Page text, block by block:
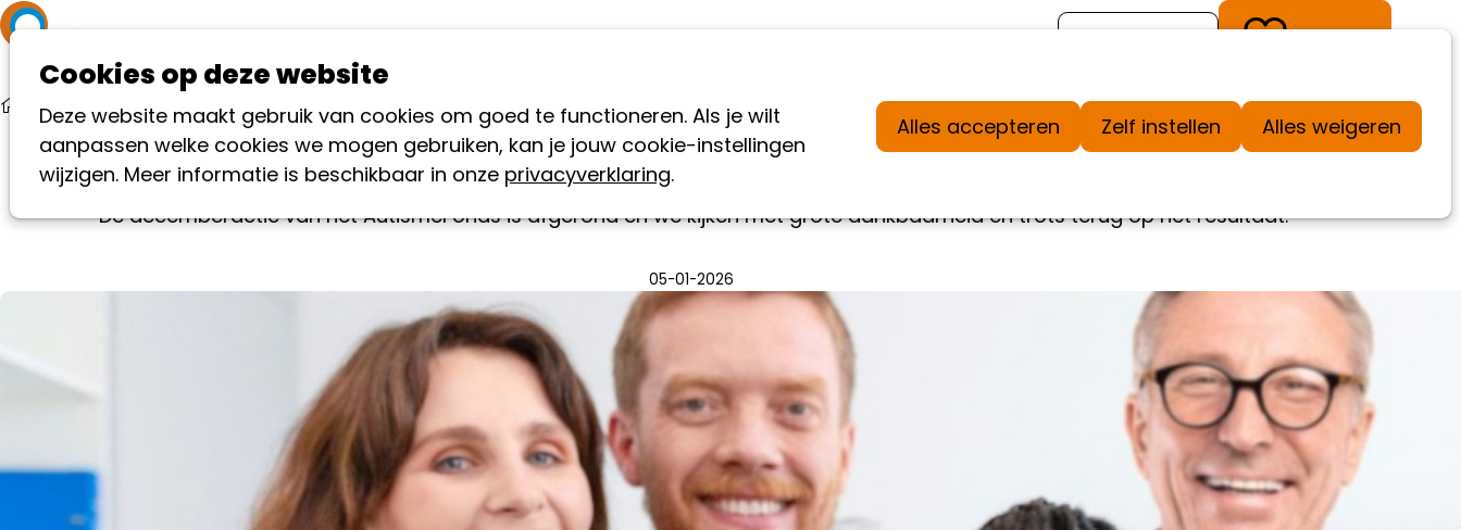
Cookies op deze website
Deze website maakt gebruik van cookies om goed te functioneren. Als je wilt
aanpassen welke cookies we mogen gebruiken, kan je jouw cookie-instellingen
wijzigen. Meer informatie is beschikbaar in onze privacyverklaring.
Alles accepteren Zelf instellen Alles weigeren
Doneer
Nieuws Succesvolle decemberactie AutismeFonds
Succesvolle decemberactie AutismeFonds
De decemberactie van het AutismeFonds is afgerond en we kijken met grote dankbaarheid en trots terug op het resultaat.
05-01-2026